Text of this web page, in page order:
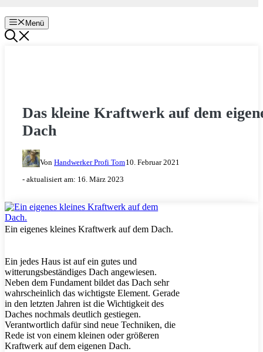
Menü
Das kleine Kraftwerk auf dem
Dach
Von Handwerker Profi Tom10. Februar 2021
- aktualisiert am: 16. März 2023
Ein eigenes kleines Kraftwerk auf dem Dach.
Ein jedes Haus ist auf ein gutes und
witterungsbeständiges Dach angewiesen.
Neben dem Fundament bildet das Dach sehr
wahrscheinlich das wichtigste Element. Gerade
in den letzten Jahren ist die Wichtigkeit des
Daches nochmals deutlich gestiegen.
Verantwortlich dafür sind neue Techniken, die
Rede ist von einem kleinen oder größeren
Kraftwerk auf dem eigenen Dach.